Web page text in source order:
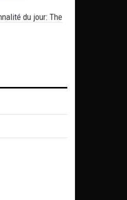
du jour: The